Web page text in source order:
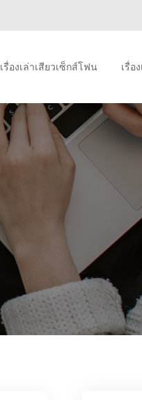
เรื่องเล่าเสียวเซ็กส์โฟน เรื่อ